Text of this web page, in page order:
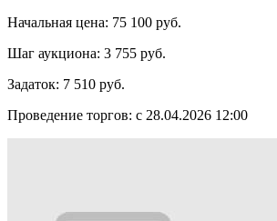
Начальная цена: 75 100 руб.
Шаг аукциона: 3 755 руб.
Задаток: 7 510 руб.
Проведение торгов: с 28.04.2026 12:00